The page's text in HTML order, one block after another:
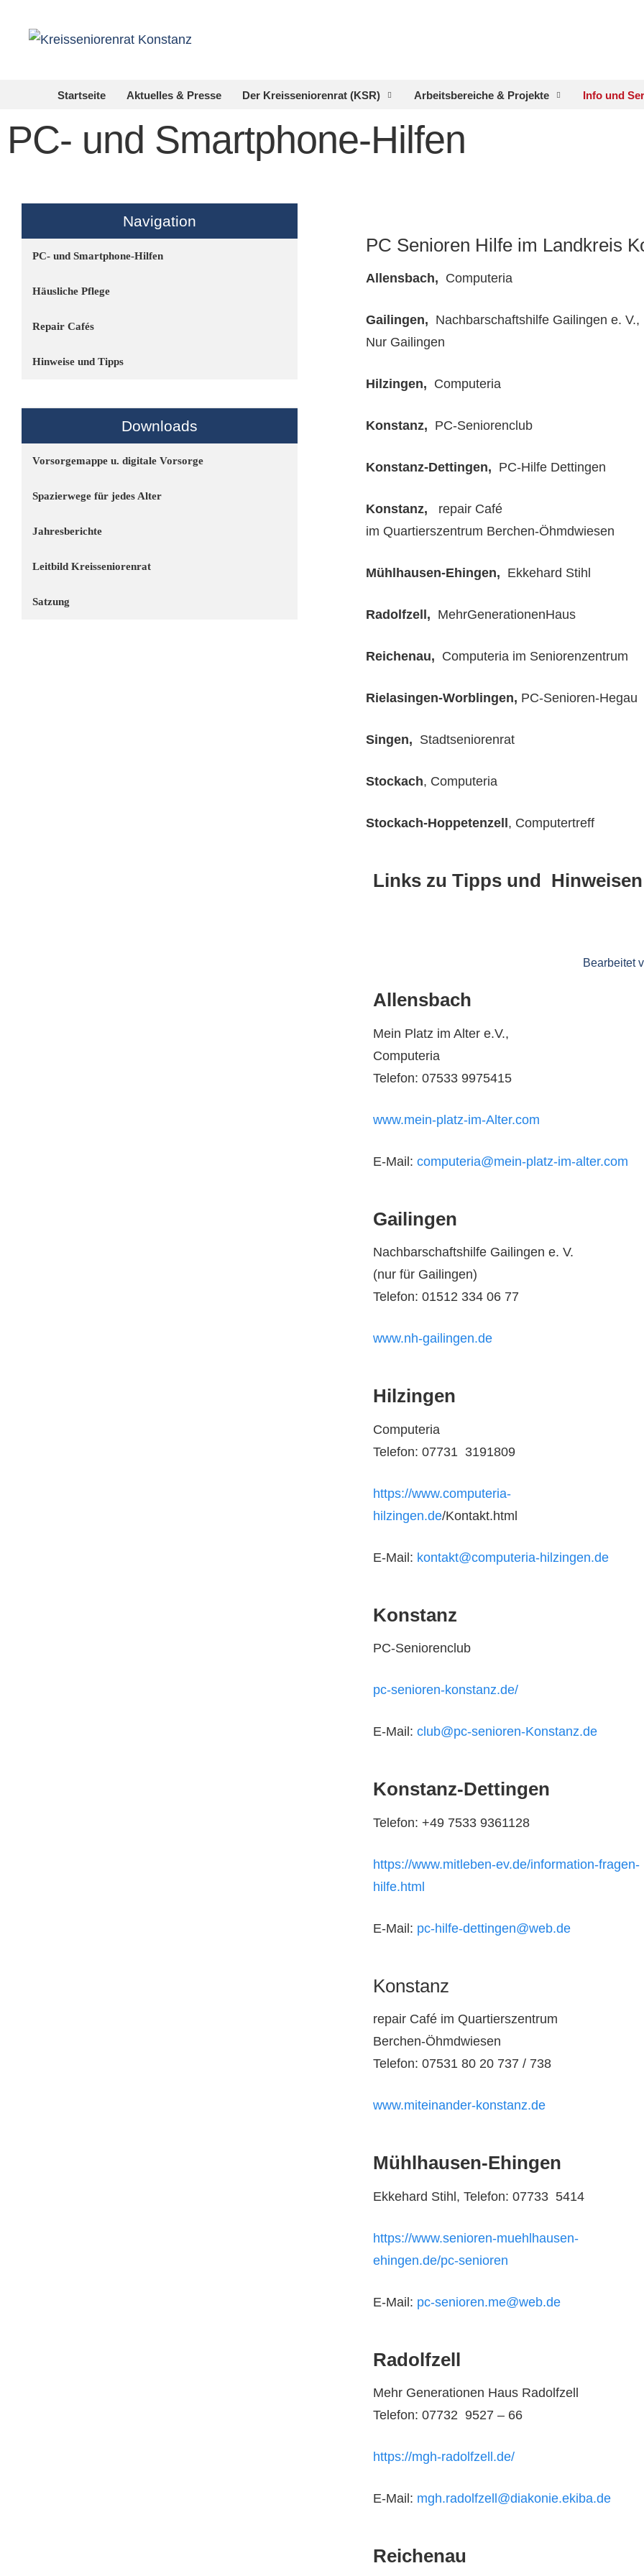
Startseite Aktuelles & Presse Der Kreisseniorenrat (KSR) Arbeitsbereiche & Projekte Info und
PC- und Smartphone-Hilfen
Navigation
PC- und Smartphone-Hilfen
Häusliche Pflege
Repair Cafés
Hinweise und Tipps
Downloads
Vorsorgemappe u. digitale Vorsorge
Spazierwege für jedes Alter
Jahresberichte
Leitbild Kreisseniorenrat
Satzung
PC Senioren Hilfe im Landkreis
Allensbach, Computeria
Gailingen, Nachbarschaftshilfe Gailingen e.
Nur Gailingen
Hilzingen, Computeria
Konstanz, PC-Seniorenclub E-
Konstanz-Dettingen, PC-Hilfe Dettingen
Konstanz,
repair Café
im Quartierszentrum Berchen-Öhmdwiesen
Mühlhausen-Ehingen, Ekkehard Stihl
Radolfzell, MehrGenerationenHaus
Reichenau, Computeria im
Rielasingen-Worblingen, PC-Senioren-Hegau
Singen, Stadtseniorenrat
Stockach, Computeria
Stockach-Hoppetenzell , Computertreff
Links zu Tipps und Hinweisen
Bearbeitet
Allensbach
Mein Platz im Alter e.V.,
Computeria
Telefon: 07533 9975415
www.mein-platz-im-Alter.com
E-Mail: computeria@mein-platz-im-alter.com
Gailingen
Nachbarschaftshilfe Gailingen e. V.
(nur für Gailingen)
Telefon: 01512 334 06 77
www.nh-gailingen.de
Hilzingen
Computeria
Telefon: 07731 3191809
https://www.computeria-
hilzingen.de/Kontakt.html
E-Mail: kontakt@computeria-hilzingen.de
Konstanz
PC-Seniorenclub
pc-senioren-konstanz.de/
E-Mail: club@pc-senioren-Konstanz.de
Konstanz-Dettingen
Telefon: +49 7533 9361128
https://www.mitleben-ev.de/information-fragen-
hilfe.html
E-Mail: pc-hilfe-dettingen@web.de
Konstanz
repair Café im Quartierszentrum
Berchen-Öhmdwiesen
Telefon: 07531 80 20 737 / 738
www.miteinander-konstanz.de
Mühlhausen-Ehingen
Ekkehard Stihl, Telefon: 07733 5414
https://www.senioren-muehlhausen-
ehingen.de/pc-senioren
E-Mail: pc-senioren.me@web.de
Radolfzell
Mehr Generationen Haus Radolfzell
Telefon: 07732 9527 – 66
https://mgh-radolfzell.de/
E-Mail: mgh.radolfzell@diakonie.ekiba.de
Reichenau